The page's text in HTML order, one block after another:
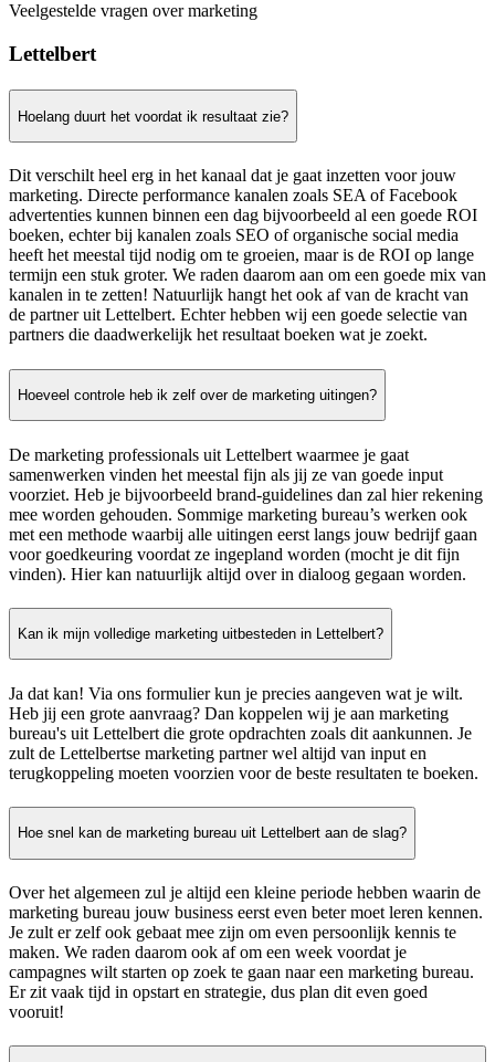
Veelgestelde vragen over marketing
Lettelbert
Hoelang duurt het voordat ik resultaat zie?
Dit verschilt heel erg in het kanaal dat je gaat inzetten voor jouw
marketing. Directe performance kanalen zoals SEA of Facebook
advertenties kunnen binnen een dag bijvoorbeeld al een goede ROI
boeken, echter bij kanalen zoals SEO of organische social media
heeft het meestal tijd nodig om te groeien, maar is de ROI op lange
termijn een stuk groter. We raden daarom aan om een goede mix van
kanalen in te zetten! Natuurlijk hangt het ook af van de kracht van
de partner uit Lettelbert. Echter hebben wij een goede selectie van
partners die daadwerkelijk het resultaat boeken wat je zoekt.
Hoeveel controle heb ik zelf over de marketing uitingen?
De marketing professionals uit Lettelbert waarmee je gaat
samenwerken vinden het meestal fijn als jij ze van goede input
voorziet. Heb je bijvoorbeeld brand-guidelines dan zal hier rekening
mee worden gehouden. Sommige marketing bureau’s werken ook
met een methode waarbij alle uitingen eerst langs jouw bedrijf gaan
voor goedkeuring voordat ze ingepland worden (mocht je dit fijn
vinden). Hier kan natuurlijk altijd over in dialoog gegaan worden.
Kan ik mijn volledige marketing uitbesteden in Lettelbert?
Ja dat kan! Via ons formulier kun je precies aangeven wat je wilt.
Heb jij een grote aanvraag? Dan koppelen wij je aan marketing
bureau's uit Lettelbert die grote opdrachten zoals dit aankunnen. Je
zult de Lettelbertse marketing partner wel altijd van input en
terugkoppeling moeten voorzien voor de beste resultaten te boeken.
Hoe snel kan de marketing bureau uit Lettelbert aan de slag?
Over het algemeen zul je altijd een kleine periode hebben waarin de
marketing bureau jouw business eerst even beter moet leren kennen.
Je zult er zelf ook gebaat mee zijn om even persoonlijk kennis te
maken. We raden daarom ook af om een week voordat je
campagnes wilt starten op zoek te gaan naar een marketing bureau.
Er zit vaak tijd in opstart en strategie, dus plan dit even goed
vooruit!